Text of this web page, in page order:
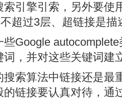
索引擎引索，另外要使
超过3层、超链接是描
Google
，并对这些关键词建
搜索算法中链接还是最
链接要认真对待，通